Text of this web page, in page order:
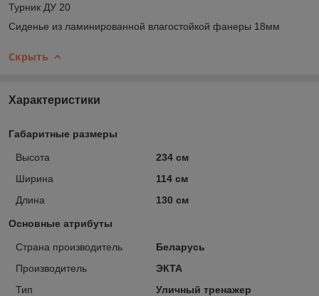
Турник ДУ 20
Сиденье из ламинированной влагостойкой фанеры 18мм
Скрыть
Характеристики
Габаритные размеры
Высота
234 см
Ширина
114 см
Длина
130 см
Основные атрибуты
Страна производитель
Беларусь
Производитель
ЭКТА
Тип
Уличный тренажер